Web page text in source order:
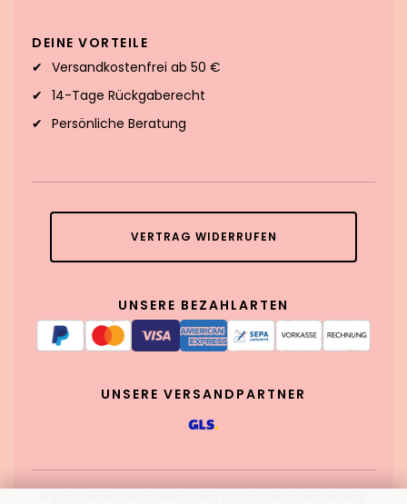
DEINE VORTEILE
Versandkostenfrei ab 50 €
14-Tage Rückgaberecht
Persönliche Beratung
VERTRAG WIDERRUFEN
UNSERE BEZAHLARTEN
UNSERE VERSANDPARTNER